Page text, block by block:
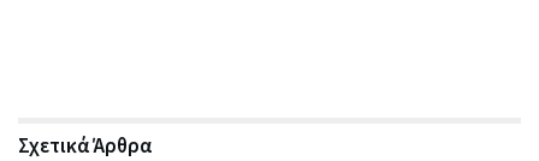
ΣχετικάΆρθρα